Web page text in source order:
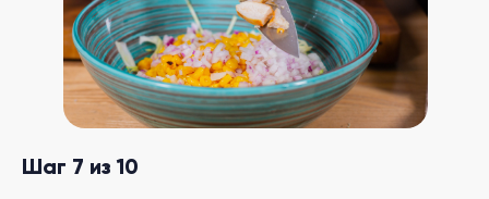
Шаг 7 из 10